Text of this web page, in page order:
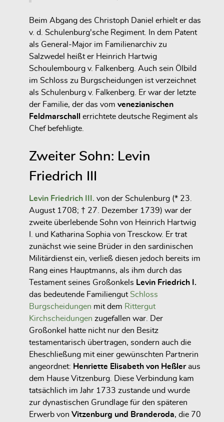
Beim Abgang des Christoph Daniel erhielt er das
v. d. Schulenburg'sche Regiment. In dem Patent
als General-Major im Familienarchiv zu
Salzwedel heißt er Heinrich Hartwig
Schoulembourg v. Falkenberg. Auch sein Ölbild
im Schloss zu Burgscheidungen ist verzeichnet
als Schulenburg v. Falkenberg. Er war der letzte
der Familie, der das vom venezianischen
Feldmarschall errichtete deutsche Regiment als
Chef befehligte.
Zweiter Sohn: Levin
Friedrich III
Levin Friedrich III. von der Schulenburg (* 23.
August 1708; † 27. Dezember 1739) war der
zweite überlebende Sohn von Heinrich Hartwig
I. und Katharina Sophia von Tresckow. Er trat
zunächst wie seine Brüder in den sardinischen
Militärdienst ein, verließ diesen jedoch bereits im
Rang eines Hauptmanns, als ihm durch das
Testament seines Großonkels Levin Friedrich I.
das bedeutende FamiliengutSchloss
Burgscheidungen mit dem Rittergut
Kirchscheidungen zugefallen war. Der
Großonkel hatte nicht nur den Besitz
testamentarisch übertragen, sondern auch die
Eheschließung mit einer gewünschten Partnerin
angeordnet: Henriette Elisabeth von Heßleraus
dem Hause Vitzenburg. Diese Verbindung kam
tatsächlich im Jahr 1733 zustande und wurde
zur dynastischen Grundlage für den späteren
Erwerb von Vitzenburg und Branderoda, die 70